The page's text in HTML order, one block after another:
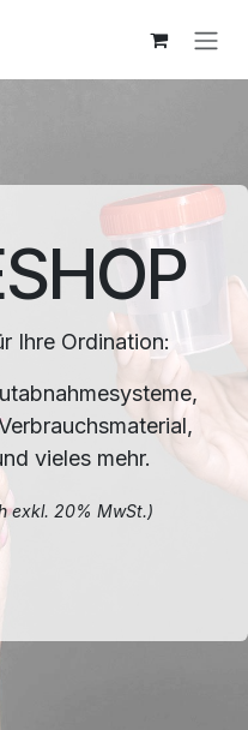
Ihre Ordination:
vieles mehr.
exkl. 20% MwSt.)